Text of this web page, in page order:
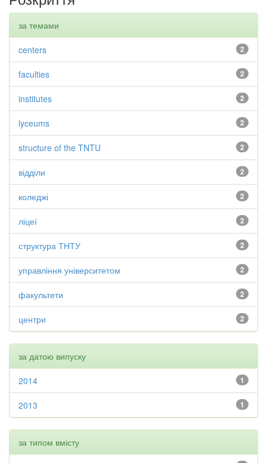
за темами
2
centers
2
faculties
2
institutes
2
lyceums
2
structure of the TNTU
2
відділи
2
коледжі
2
ліцеї
2
структура ТНТУ
2
управління університетом
2
факультети
2
центри
за датою випуску
1
2014
1
2013
за типом вмісту